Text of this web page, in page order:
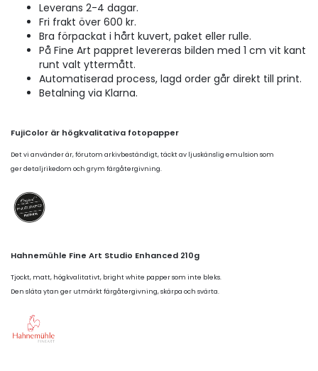
Leverans 2-4 dagar.
Fri frakt över 600 kr.
Bra förpackat i hårt kuvert, paket eller rulle.
På Fine Art pappret levereras bilden med 1 cm vit kant
runt valt yttermått.
Automatiserad process, lagd order går direkt till print.
Betalning via Klarna.
FujiColor är högkvalitativa fotopapper
Det vi använder är, förutom arkivbeständigt, täckt av ljuskänslig emulsion som
ger detaljrikedom och grym färgåtergivning.
Hahnemühle Fine Art Studio Enhanced 210g
Tjockt, matt, högkvalitativt, bright white papper som inte bleks.
Den släta ytan ger utmärkt färgåtergivning, skärpa och svärta.